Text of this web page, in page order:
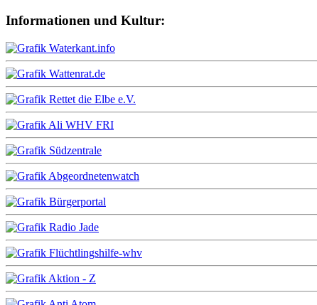
Informationen und Kultur: